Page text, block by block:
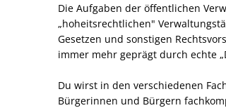
Die Aufgaben der öffentlichen
„hoheitsrechtlichen"
Gesetzen und sonstigen
immer mehr geprägt durch echte
Du wirst in den verschiedenen
Bürgerinnen und Bürgern